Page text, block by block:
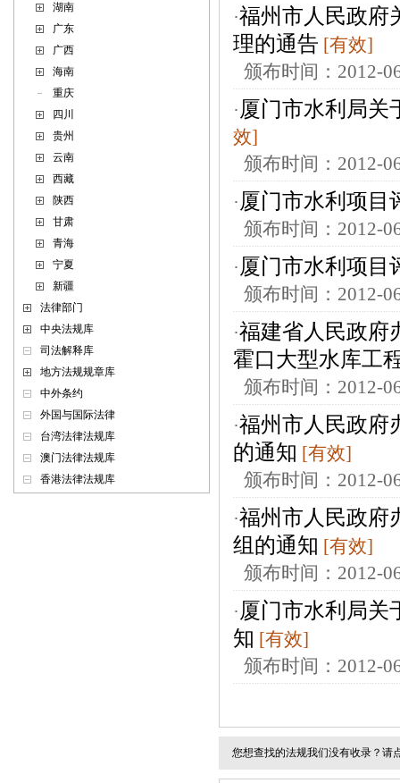
湖南
广东
广西
海南
重庆
四川
贵州
云南
西藏
陕西
甘肃
青海
宁夏
新疆
法律部门
中央法规库
司法解释库
地方法规规章库
中外条约
外国与国际法律
台湾法律法规库
澳门法律法规库
香港法律法规库
·福州市人民政府
理的通告 [有效]
颁布时间：2012-
· 厦门市水利局关
效]
颁布时间：2012-
· 厦门市水利项目
颁布时间：2012-
· 厦门市水利项目
颁布时间：2012-
·福建省人民政府
霍口大型水库工
颁布时间：2012-
·福州市人民政府
的通知 [有效]
颁布时间：2012-
·福州市人民政府
组的通知 [有效]
颁布时间：2012-
· 厦门市水利局关
知 [有效]
颁布时间：2012-
您想查找的法规我们没有收录？请